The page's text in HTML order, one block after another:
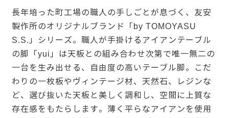
長年培った町工場の職人の手しごとが息づく、友安
製作所のオリジナルブランド「by TOMOYASU
S.S.」シリーズ。職人が手掛けるアイアンテーブル
の脚「yui」は天板との組み合わせ次第で唯一無二の
一台を生み出せる、自由度の高いテーブル脚。こだ
わりの一枚板やヴィンテージ材、天然石、レジンな
ど、選び抜いた天板と美しく調和し、空間に上質な
存在感をもたらします。薄く平らなアイアンを使用